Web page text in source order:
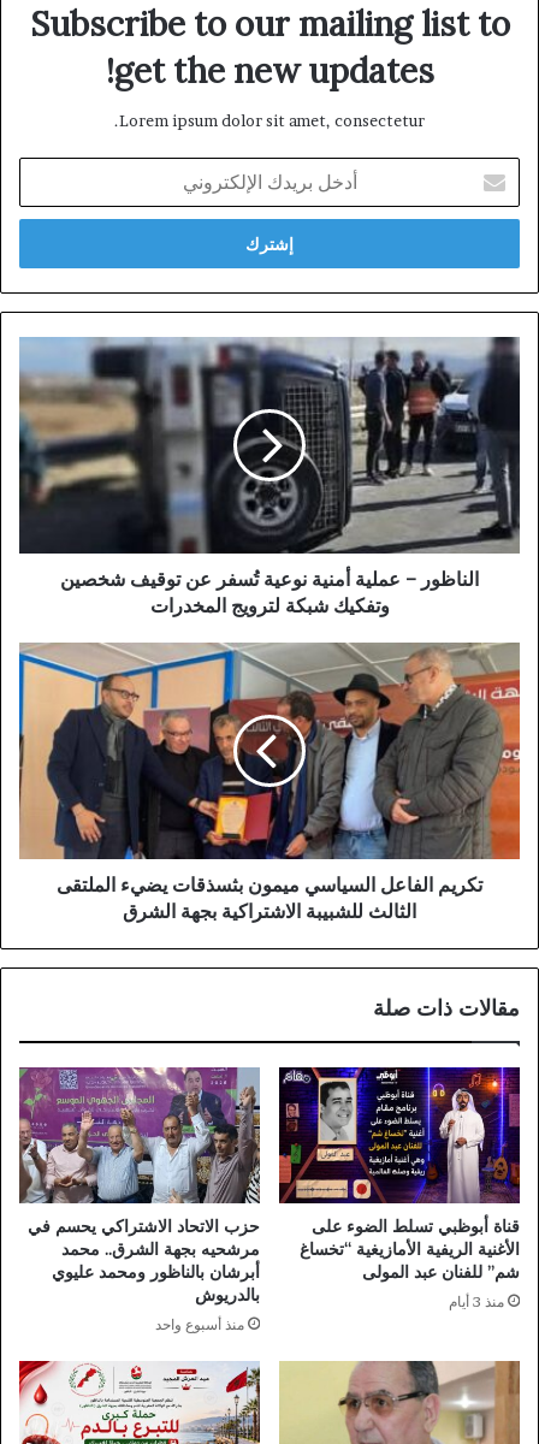
Subscribe to our mailing list to
get the new updates!
Lorem ipsum dolor sit amet, consectetur.
بريدك
الإلكتروني
الناظور
–
نوعية
تُسفر
عن
توقيف
شخصين
وتفكيك
المخدرات
الناظور – عملية أمنية نوعية تُسفر عن توقيف شخصين
وتفكيك شبكة لترويج المخدرات
تكريم
الفاعل
السياسي
ميمون
بثسذقات
يضيء
الملتقى
الثالث
للشبيبة
الاشتراكيةتكريم الفاعل السياسي ميمون بثسذقات يضيء الملتقى
الثالث للشبيبة الاشتراكية بجهة الشرق
مقالات ذات صلة
قناة أبوظبي تسلط الضوء على
الأغنية الريفية الأمازيغية “تخساغ
شم” للفنان عبد المولى
منذ 3 أيام
حزب الاتحاد الاشتراكي يحسم في
مرشحيه بجهة الشرق.. محمد
أبرشان بالناظور ومحمد عليوي
بالدريوش
منذ أسبوع واحد